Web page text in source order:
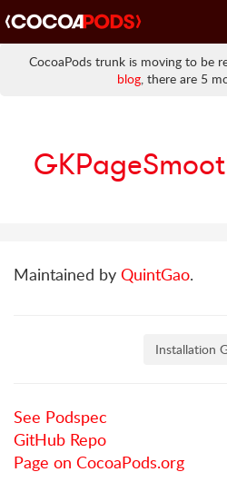
CocoaPods trunk is moving to be
blog, there are 5
Maintained by QuintGao.
Installation
See Podspec
GitHub Repo
Page on CocoaPods.org